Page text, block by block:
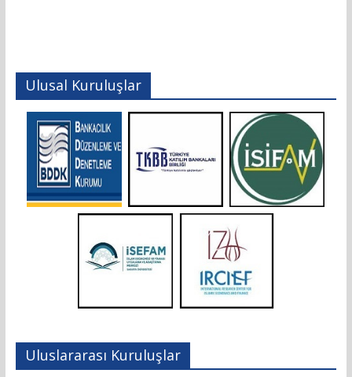
Ulusal Kuruluşlar
Uluslararası Kuruluşlar